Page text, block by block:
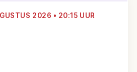
2026 • 20:15 UUR